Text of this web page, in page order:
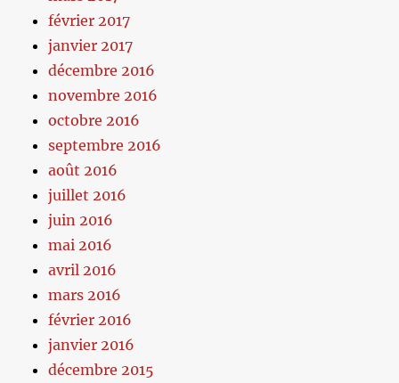
février 2017
janvier 2017
décembre 2016
novembre 2016
octobre 2016
septembre 2016
août 2016
juillet 2016
juin 2016
mai 2016
avril 2016
mars 2016
février 2016
janvier 2016
décembre 2015